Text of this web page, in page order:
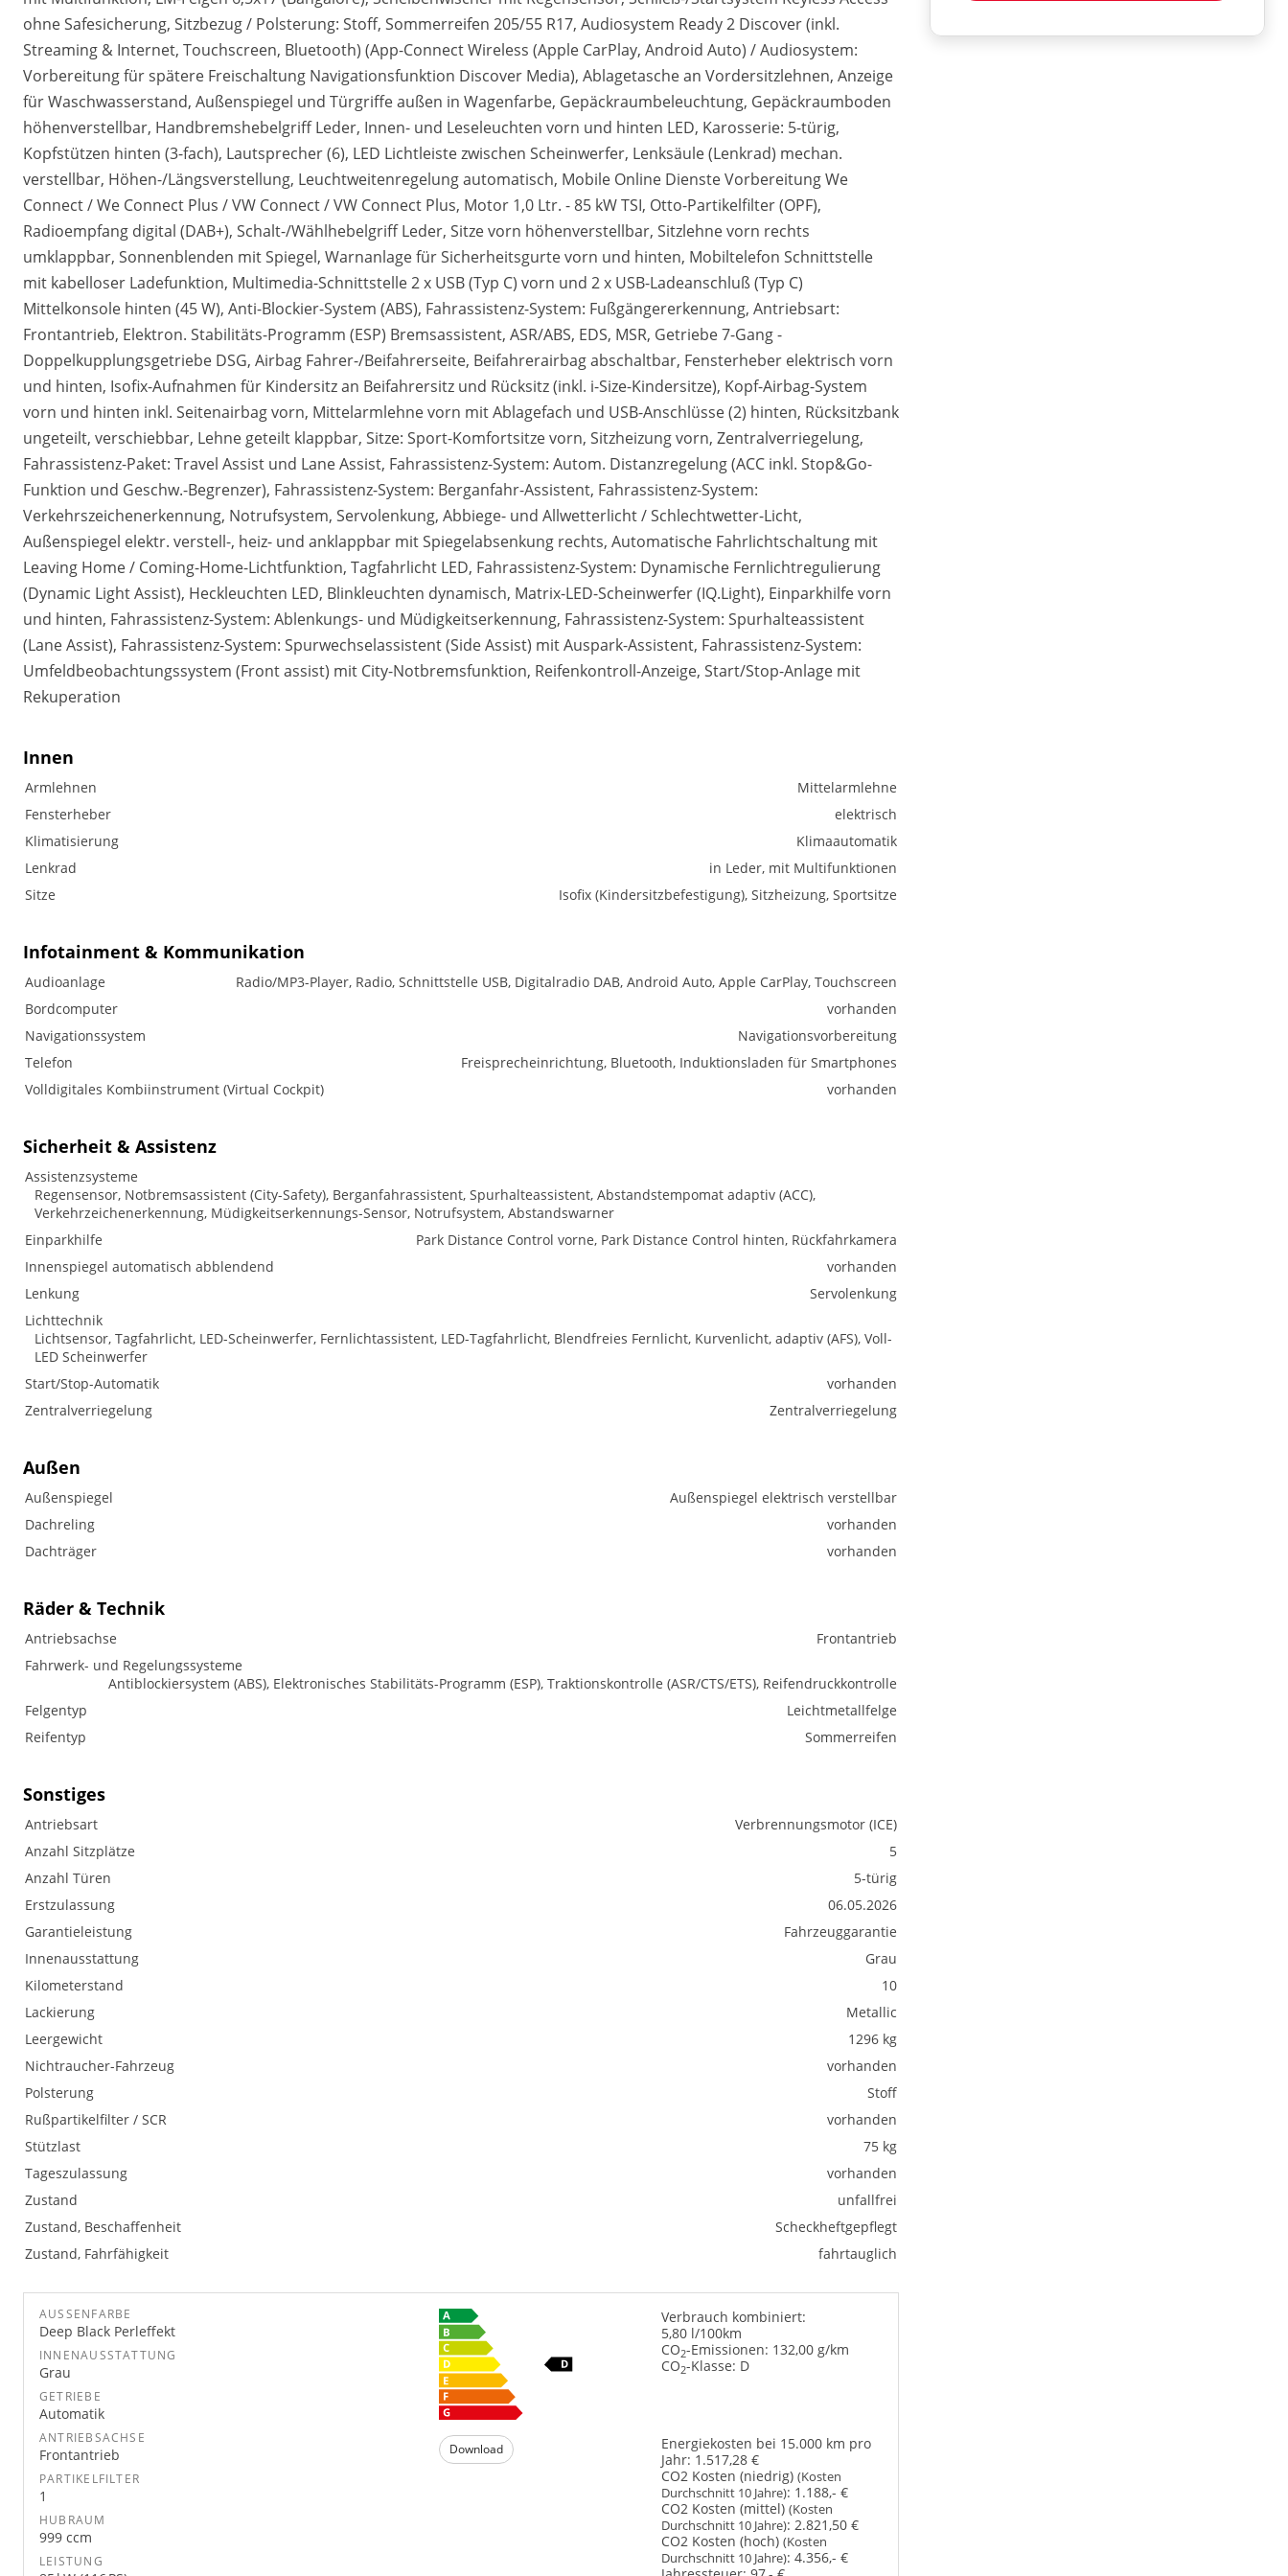
ohne Safesicherung, Sitzbezug / Polsterung: Stoff, Sommerreifen 205/55 R17, Audiosystem Ready 2 Discover (inkl.
Streaming & Internet, Touchscreen, Bluetooth) (App-Connect Wireless (Apple CarPlay, Android Auto) / Audiosystem:
Vorbereitung für spätere Freischaltung Navigationsfunktion Discover Media), Ablagetasche an Vordersitzlehnen, Anzeige
für Waschwasserstand, Außenspiegel und Türgriffe außen in Wagenfarbe, Gepäckraumbeleuchtung, Gepäckraumboden
höhenverstellbar, Handbremshebelgriff Leder, Innen- und Leseleuchten vorn und hinten LED, Karosserie: 5-türig,
Kopfstützen hinten (3-fach), Lautsprecher (6), LED Lichtleiste zwischen Scheinwerfer, Lenksäule (Lenkrad) mechan.
verstellbar, Höhen-/Längsverstellung, Leuchtweitenregelung automatisch, Mobile Online Dienste Vorbereitung We
Connect / We Connect Plus / VW Connect / VW Connect Plus, Motor 1,0 Ltr. - 85 kW TSI, Otto-Partikelfilter (OPF),
Radioempfang digital (DAB+), Schalt-/Wählhebelgriff Leder, Sitze vorn höhenverstellbar, Sitzlehne vorn rechts
umklappbar, Sonnenblenden mit Spiegel, Warnanlage für Sicherheitsgurte vorn und hinten, Mobiltelefon Schnittstelle
mit kabelloser Ladefunktion, Multimedia-Schnittstelle 2 x USB (Typ C) vorn und 2 x USB-Ladeanschluß (Typ C)
Mittelkonsole hinten (45 W), Anti-Blockier-System (ABS), Fahrassistenz-System: Fußgängererkennung, Antriebsart:
Frontantrieb, Elektron. Stabilitäts-Programm (ESP) Bremsassistent, ASR/ABS, EDS, MSR, Getriebe 7-Gang -
Doppelkupplungsgetriebe DSG, Airbag Fahrer-/Beifahrerseite, Beifahrerairbag abschaltbar, Fensterheber elektrisch vorn
und hinten, Isofix-Aufnahmen für Kindersitz an Beifahrersitz und Rücksitz (inkl. i-Size-Kindersitze), Kopf-Airbag-System
vorn und hinten inkl. Seitenairbag vorn, Mittelarmlehne vorn mit Ablagefach und USB-Anschlüsse (2) hinten, Rücksitzbank
ungeteilt, verschiebbar, Lehne geteilt klappbar, Sitze: Sport-Komfortsitze vorn, Sitzheizung vorn, Zentralverriegelung,
Fahrassistenz-Paket: Travel Assist und Lane Assist, Fahrassistenz-System: Autom. Distanzregelung (ACC inkl. Stop&Go-
Funktion und Geschw.-Begrenzer), Fahrassistenz-System: Berganfahr-Assistent, Fahrassistenz-System:
Verkehrszeichenerkennung, Notrufsystem, Servolenkung, Abbiege- und Allwetterlicht / Schlechtwetter-Licht,
Außenspiegel elektr. verstell-, heiz- und anklappbar mit Spiegelabsenkung rechts, Automatische Fahrlichtschaltung mit
Leaving Home / Coming-Home-Lichtfunktion, Tagfahrlicht LED, Fahrassistenz-System: Dynamische Fernlichtregulierung
(Dynamic Light Assist), Heckleuchten LED, Blinkleuchten dynamisch, Matrix-LED-Scheinwerfer (IQ.Light), Einparkhilfe vorn
und hinten, Fahrassistenz-System: Ablenkungs- und Müdigkeitserkennung, Fahrassistenz-System: Spurhalteassistent
(Lane Assist), Fahrassistenz-System: Spurwechselassistent (Side Assist) mit Auspark-Assistent, Fahrassistenz-System:
Umfeldbeobachtungssystem (Front assist) mit City-Notbremsfunktion, Reifenkontroll-Anzeige, Start/Stop-Anlage mit
Rekuperation
Innen
Armlehnen
Mittelarmlehne
Fensterheber
elektrisch
Klimatisierung
Klimaautomatik
Lenkrad
in Leder, mit Multifunktionen
Sitze
Isofix (Kindersitzbefestigung), Sitzheizung, Sportsitze
Infotainment & Kommunikation
Audioanlage
Radio/MP3-Player, Radio, Schnittstelle USB, Digitalradio DAB, Android Auto, Apple CarPlay, Touchscreen
Bordcomputer
vorhanden
Navigationssystem
Navigationsvorbereitung
Telefon
Freisprecheinrichtung, Bluetooth, Induktionsladen für Smartphones
Volldigitales Kombiinstrument (Virtual Cockpit)
vorhanden
Sicherheit & Assistenz
Assistenzsysteme
Regensensor, Notbremsassistent (City-Safety), Berganfahrassistent, Spurhalteassistent, Abstandstempomat adaptiv (ACC),
Verkehrzeichenerkennung, Müdigkeitserkennungs-Sensor, Notrufsystem, Abstandswarner
Einparkhilfe
Park Distance Control vorne, Park Distance Control hinten, Rückfahrkamera
Innenspiegel automatisch abblendend
vorhanden
Lenkung
Servolenkung
Lichttechnik
Lichtsensor, Tagfahrlicht, LED-Scheinwerfer, Fernlichtassistent, LED-Tagfahrlicht, Blendfreies Fernlicht, Kurvenlicht, adaptiv (AFS), Voll-
LED Scheinwerfer
Start/Stop-Automatik
vorhanden
Zentralverriegelung
Zentralverriegelung
Außen
Außenspiegel
Außenspiegel elektrisch verstellbar
Dachreling
vorhanden
Dachträger
vorhanden
Räder & Technik
Antriebsachse
Frontantrieb
Fahrwerk- und Regelungssysteme
Antiblockiersystem (ABS), Elektronisches Stabilitäts-Programm (ESP), Traktionskontrolle (ASR/CTS/ETS), Reifendruckkontrolle
Felgentyp
Leichtmetallfelge
Reifentyp
Sommerreifen
Sonstiges
Antriebsart
Verbrennungsmotor (ICE)
Anzahl Sitzplätze
5
Anzahl Türen
5-türig
Erstzulassung
06.05.2026
Garantieleistung
Fahrzeuggarantie
Innenausstattung
Grau
Kilometerstand
10
Lackierung
Metallic
Leergewicht
1296 kg
Nichtraucher-Fahrzeug
vorhanden
Polsterung
Stoff
Rußpartikelfilter / SCR
vorhanden
Stützlast
75 kg
Tageszulassung
vorhanden
Zustand
unfallfrei
Zustand, Beschaffenheit
Scheckheftgepflegt
Zustand, Fahrfähigkeit
fahrtauglich
AUSSENFARBE
Deep Black Perleffekt
INNENAUSSTATTUNG
Grau
GETRIEBE
Automatik
ANTRIEBSACHSE
Frontantrieb
PARTIKELFILTER
1
HUBRAUM
999 ccm
LEISTUNG
Verbrauch kombiniert:
5,80 l/100km
CO2-Emissionen: 132,00 g/km
CO2-Klasse: D
Download
Energiekosten bei 15.000 km pro
Jahr: 1.517,28 €
CO2 Kosten (niedrig) (Kosten
Durchschnitt 10 Jahre): 1.188,- €
CO2 Kosten (mittel) (Kosten
Durchschnitt 10 Jahre): 2.821,50 €
CO2 Kosten (hoch) (Kosten
Durchschnitt 10 Jahre): 4.356,- €